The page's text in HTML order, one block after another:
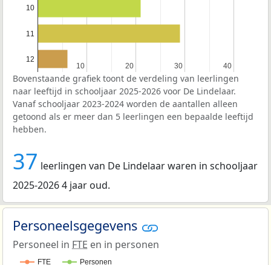
10
10 20
20 30
30 40
40
10
11
12
Bovenstaande grafiek toont de verdeling van leerlingen
naar leeftijd in schooljaar 2025-2026 voor De Lindelaar.
Vanaf schooljaar 2023-2024 worden de aantallen alleen
getoond als er meer dan 5 leerlingen een bepaalde leeftijd
hebben.
37 leerlingen van De Lindelaar waren in schooljaar
2025-2026 4 jaar oud.
Personeelsgegevens
Personeel in FTE en in personen
FTE Personen